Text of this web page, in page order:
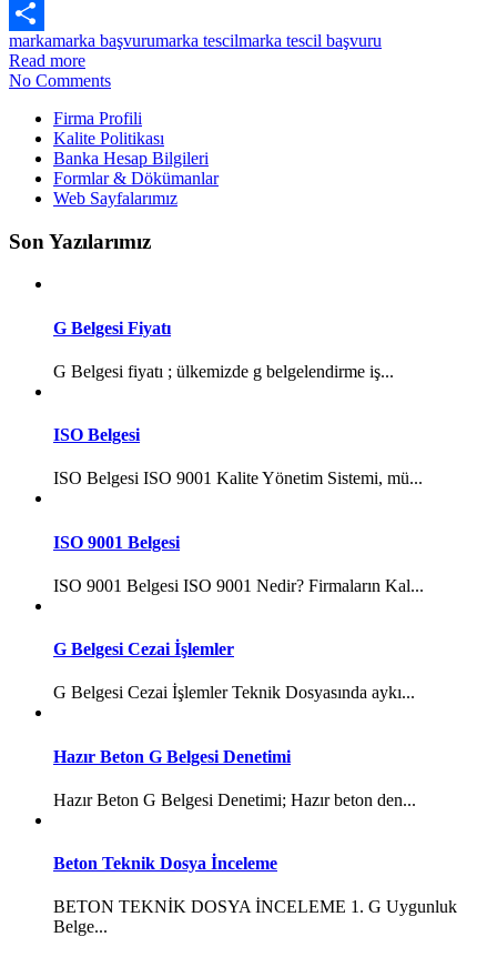
Print
Share
markamarka başvurumarka tescilmarka tescil başvuru
Read more
No Comments
Firma Profili
Kalite Politikası
Banka Hesap Bilgileri
Formlar & Dökümanlar
Web Sayfalarımız
Son Yazılarımız
G Belgesi Fiyatı
G Belgesi fiyatı ; ülkemizde g belgelendirme iş...
ISO Belgesi
ISO Belgesi ISO 9001 Kalite Yönetim Sistemi, mü...
ISO 9001 Belgesi
ISO 9001 Belgesi ISO 9001 Nedir? Firmaların Kal...
G Belgesi Cezai İşlemler
G Belgesi Cezai İşlemler Teknik Dosyasında aykı...
Hazır Beton G Belgesi Denetimi
Hazır Beton G Belgesi Denetimi; Hazır beton den...
Beton Teknik Dosya İnceleme
BETON TEKNİK DOSYA İNCELEME 1. G Uygunluk
Belge...